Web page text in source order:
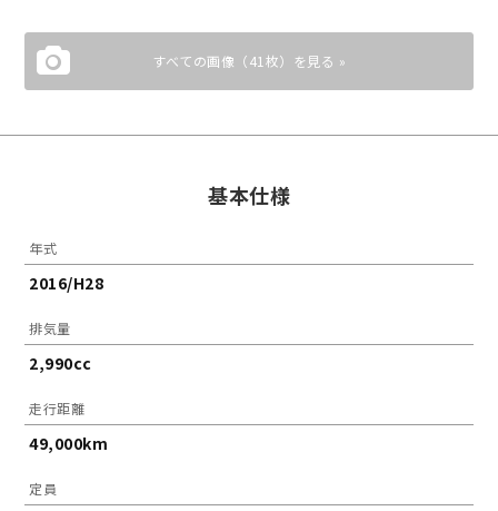
すべての画像（41枚）を見る »
基本仕様
年式
2016/H28
排気量
2,990cc
走行距離
49,000km
定員